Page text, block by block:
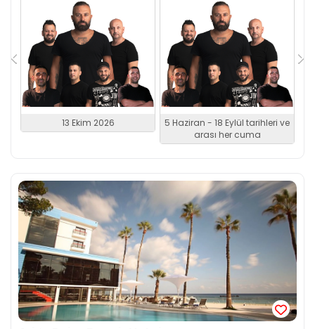
13 Ekim 2026
5 Haziran - 18 Eylül tarihleri ve
arası her cuma